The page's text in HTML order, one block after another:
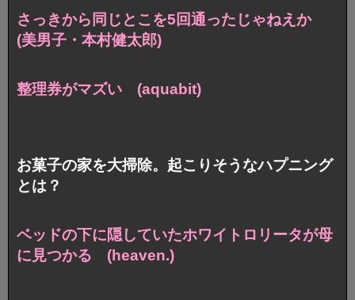
さっきから同じとこを5回通ったじゃねえか
(美男子・本村健太郎)
整理券がマズい (aquabit)
お菓子の家を大掃除。起こりそうなハプニング
とは？
ベッドの下に隠していたホワイトロリータが母
に見つかる (heaven.)